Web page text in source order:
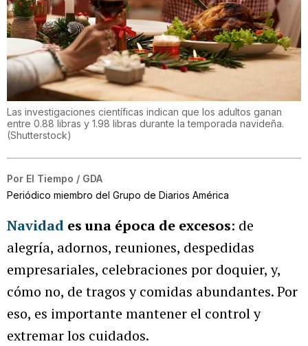
Las investigaciones científicas indican que los adultos ganan
entre 0.88 libras y 1.98 libras durante la temporada navideña.
(Shutterstock)
Por El Tiempo / GDA
Periódico miembro del Grupo de Diarios América
Navidad es una época de excesos: de
alegría, adornos, reuniones, despedidas
empresariales, celebraciones por doquier, y,
cómo no, de tragos y comidas abundantes. Por
eso, es importante mantener el control y
extremar los cuidados.